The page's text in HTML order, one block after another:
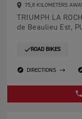
75,8 KILOMETERS
TRIUMPH LA
de Beaulieu Est,
ROAD BIKES
DIRECTIONS